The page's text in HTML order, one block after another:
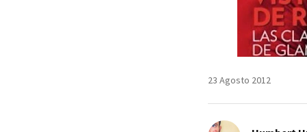
23 Agosto 2012